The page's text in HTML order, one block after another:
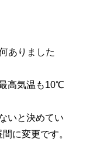
ありました
高気温も10℃
いと決めてい
に変更です。